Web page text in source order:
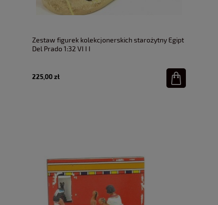
Zestaw figurek kolekcjonerskich starożytny Egipt
Del Prado 1:32 VI I I
225,00 zł